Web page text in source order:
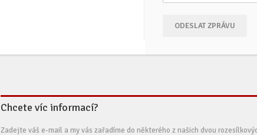
ODESLAT ZPRÁVU
Chcete víc informací?
Zadejte váš e-mail a my vás zařadíme do některého z našich dvou